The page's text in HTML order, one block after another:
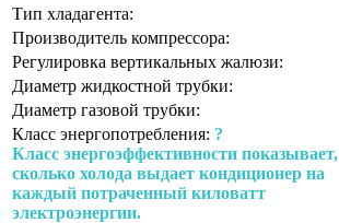
Тип хладагента:
Производитель компрессора:
Регулировка вертикальных жалюзи:
Диаметр жидкостной трубки:
Диаметр газовой трубки:
Класс энергопотребления: ?
Класс энергоэффективности показывает,
сколько холода выдает кондиционер на
каждый потраченный киловатт
электроэнергии.